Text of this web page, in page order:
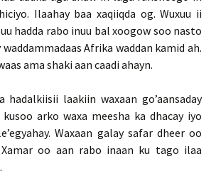
Ilaahay baa xaqiiqda og. Wuxuu ii
hadda rabo inuu bal xoogow soo nasto
waddammadaas Afrika waddan kamid ah.
ama shaki aan caadi ahayn.
hadalkiisii laakiin waxaan go’aansaday
arko waxa meesha ka dhacay iyo
Waxaan galay safar dheer oo
oo aan rabo inaan ku tago ilaa